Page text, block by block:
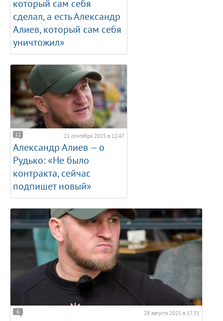
который сам себя
сделал, а есть Александр
Алиев, который сам себя
уничтожил»
12 21 сентября 2025 в 12:47
Александр Алиев — о
Рудько: «Не было
контракта, сейчас
подпишет новый»
6 28 августа 2025 в 17:31